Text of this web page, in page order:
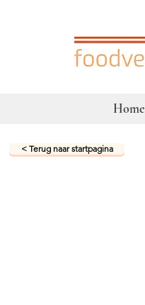
Home
< Terug naar startpagina